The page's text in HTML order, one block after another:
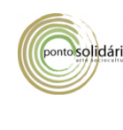
para
conteúdo